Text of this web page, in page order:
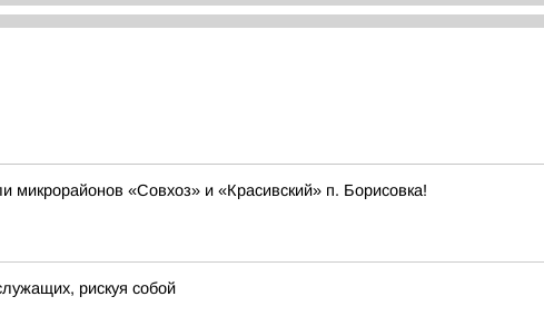
«Совхоз» и «Красивский» п. Борисовка!
рискуя собой